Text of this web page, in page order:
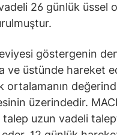
26 günlük üssel
göstergenin
ve üstünde hareket
ortalamanın
üzerindedir.
uzun vadeli